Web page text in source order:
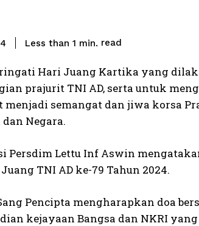
Less than 1 min. read
Hari Juang Kartika yang
prajurit TNI AD, serta untuk
semangat dan jiwa korsa
Negara.
Persdim Lettu Inf Aswin
TNI AD ke-79 Tahun 2024.
Pencipta mengharapkan doa
kejayaan Bangsa dan NKRI